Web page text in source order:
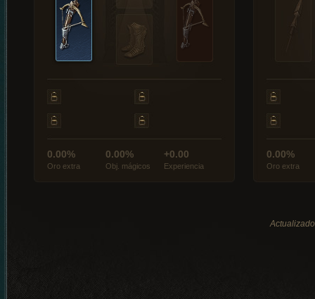
0.00%
Oro extra
0.00%
Obj. mágicos
+0.00
Experiencia
0.00%
Oro extra